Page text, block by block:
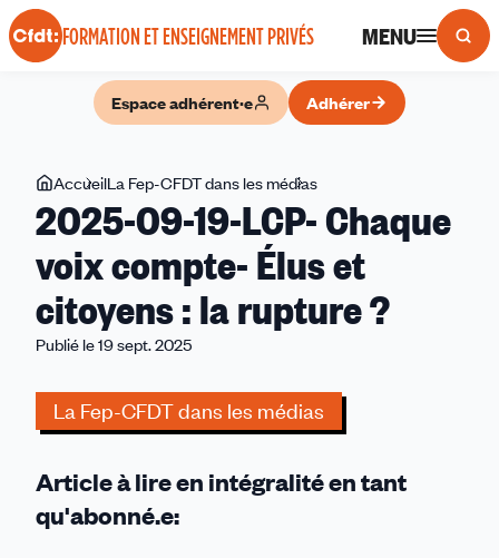
Panneau de gestion des cookies
FORMATION ET ENSEIGNEMENT PRIVÉS MENU
Espace adhérent·e Adhérer
Vous
êtes
ici
AccueilLa Fep-CFDT dans les médias
09-
LCP-
Chaque
voix
et
citoyens
la
2025-09-19-LCP- Chaque
voix compte- Élus et
citoyens : la rupture ?
Publié le 19 sept. 2025
La Fep-CFDT dans les médias
Article à lire en intégralité en tant
qu'abonné.e: